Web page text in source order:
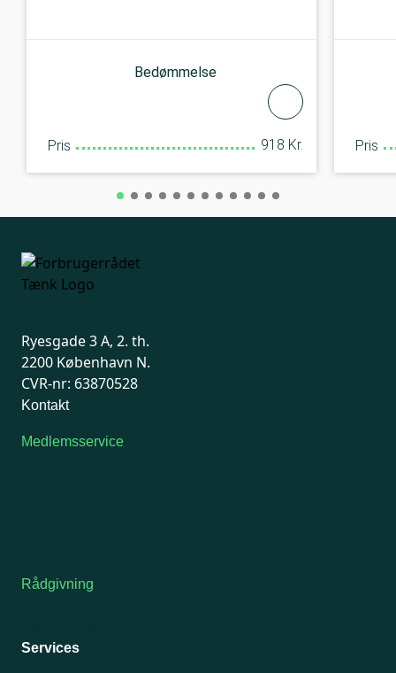
Bedømmelse
Pris 918 Kr. Pris
Ryesgade 3 A, 2. th.
2200 København N.
CVR-nr: 63870528
Kontakt
Medlemsservice
Rådgivning
Services